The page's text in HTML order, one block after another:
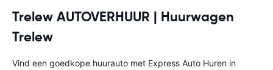
Trelew AUTOVERHUUR | Huurwagen
Trelew
Vind een goedkope huurauto met Express Auto Huren in